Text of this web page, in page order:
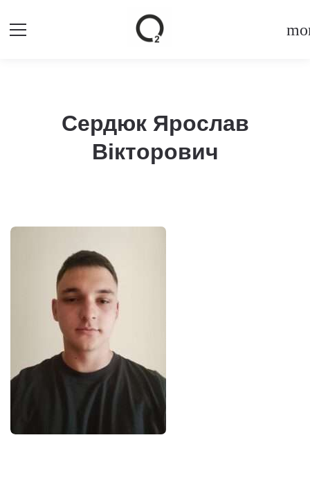
Сердюк Ярослав
Вікторович